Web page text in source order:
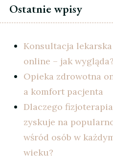
Ostatnie wpisy
Konsultacja lekarska
online – jak wygląda?
Opieka zdrowotna
a komfort pacjenta
Dlaczego fizjoterapia
zyskuje na
wśród osób w
wieku?